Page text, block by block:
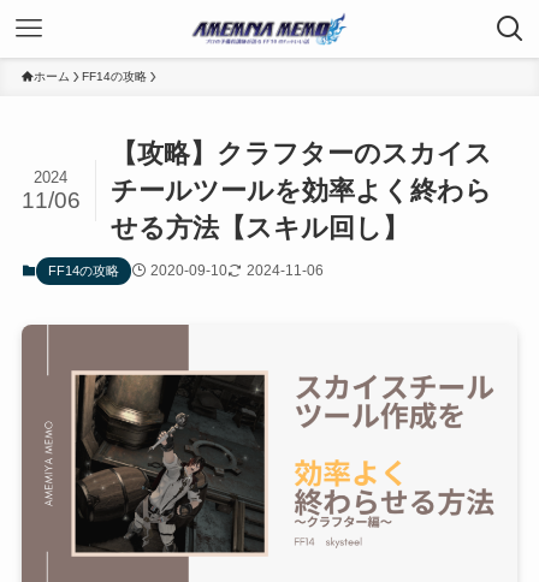
ホーム FF14の攻略
【攻略】クラフターのスカイス
チールツールを効率よく終わら
せる方法【スキル回し】
2024
11/06
FF14の攻略 2020-09-10 2024-11-06